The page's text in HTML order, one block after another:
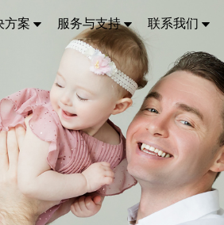
方案 服务与支持 联系我们